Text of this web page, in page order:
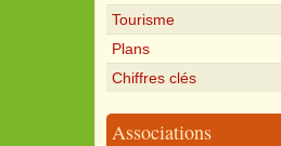
Tourisme
Plans
Chiffres clés
Associations